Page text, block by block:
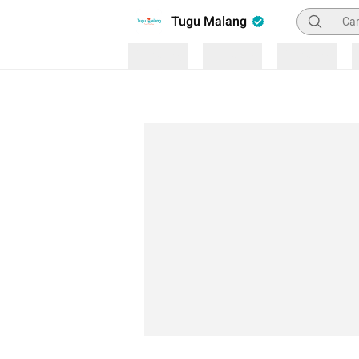
Tugu Malang Pencarian